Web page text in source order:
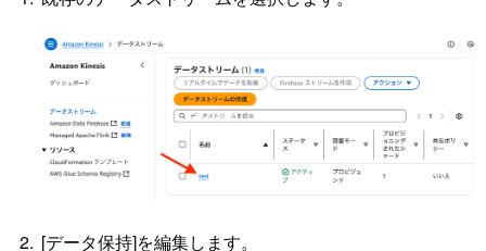
[データ保持]を編集します。